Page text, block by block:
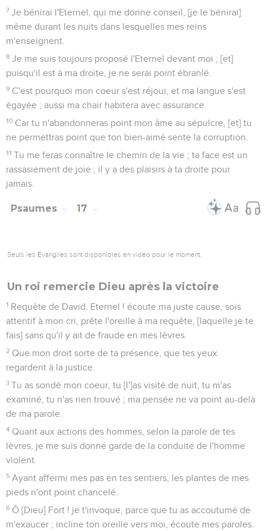
7 Je bénirai l'Eternel, qui me donne conseil, [je le bénirai]
même durant les nuits dans lesquelles mes reins
m'enseignent.
8 Je me suis toujours proposé l'Eternel devant moi ; [et]
puisqu'il est à ma droite, je ne serai point ébranlé.
9 C'est pourquoi mon coeur s'est réjoui, et ma langue s'est
égayée ; aussi ma chair habitera avec assurance.
10 Car tu n'abandonneras point mon âme au sépulcre, [et] tu
ne permettras point que ton bien-aimé sente la corruption.
11 Tu me feras connaître le chemin de la vie ; ta face est un
rassasiement de joie ; il y a des plaisirs à ta droite pour
jamais.
Psaumes 17
Seuls les Évangiles sont disponibles en vidéo pour le moment.
Un roi remercie Dieu après la victoire
1 Requête de David. Eternel ! écoute ma juste cause, sois
attentif à mon cri, prête l'oreille à ma requête, [laquelle je te
fais] sans qu'il y ait de fraude en mes lèvres.
2 Que mon droit sorte de ta présence, que tes yeux
regardent à la justice.
3 Tu as sondé mon coeur, tu [l']as visité de nuit, tu m'as
examiné, tu n'as rien trouvé ; ma pensée ne va point au-delà
de ma parole.
4 Quant aux actions des hommes, selon la parole de tes
lèvres, je me suis donné garde de la conduite de l'homme
violent.
5 Ayant affermi mes pas en tes sentiers, les plantes de mes
pieds n'ont point chancelé.
6 Ô [Dieu] Fort ! je t'invoque, parce que tu as accoutumé de
m'exaucer ; incline ton oreille vers moi, écoute mes paroles.